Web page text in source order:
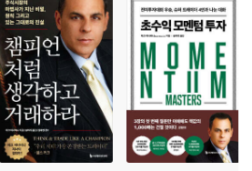
의 행복 / 저가의 함정 / PER이 높다고 배제
스트를 당황하게 만든다 / 어디가 높은가? 어
보다 비싼 데는 이유가 있다 / 주가를 움직이
/ 가치를 찾아서 / 마법의 숫자는 없다 / 주
/ 한물간 주도주를 선호하는 현상 / PER은
가이익성장비율) / PER 상승에 대한 판단 /